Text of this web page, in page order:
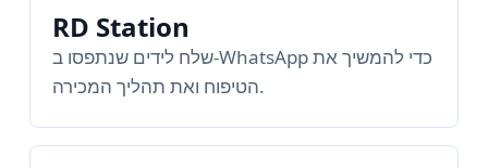
RD Station
שלח לידים שנתפסו ב‑WhatsApp כדי להמשיך את
הטיפוח ואת תהליך המכירה.